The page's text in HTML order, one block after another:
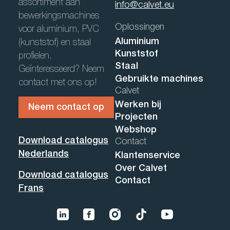
assortiment aan
bewerkingsmachines
voor aluminium, PVC
(kunststof) en staal
profielen.
Geïnteresseerd? Neem
contact met ons op!
Neem contact op
Download catalogus
Nederlands
Download catalogus
Frans
info@calvet.eu
Oplossingen
Aluminium
Kunststof
Staal
Gebruikte machines
Calvet
Werken bij
Projecten
Webshop
Contact
Klantenservice
Over Calvet
Contact